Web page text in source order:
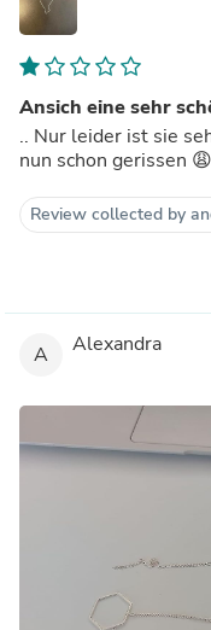
Ansich eine sehr
.. Nur leider ist sie
nun schon gerissen
Review collected by
A Alexandra